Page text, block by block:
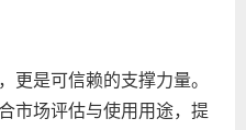
更是可信赖的支撑力量。
市场评估与使用用途，提